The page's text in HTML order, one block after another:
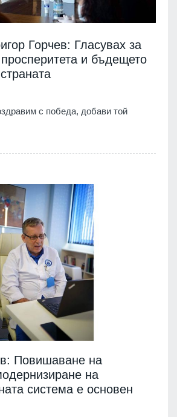
Горчев: Гласувах за
просперитета и бъдещето
с победа, добави той
Повишаване на
на
система е основен